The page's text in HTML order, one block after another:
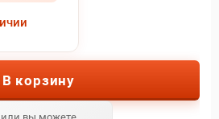
В корзину